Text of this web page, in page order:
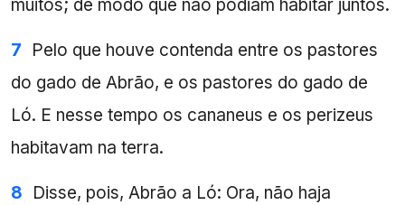
muitos; de modo que não podiam habitar juntos.
7
Pelo que houve contenda entre os pastores
do gado de Abrão, e os pastores do gado de
Ló. E nesse tempo os cananeus e os perizeus
habitavam na terra.
8
Disse, pois, Abrão a Ló: Ora, não haja